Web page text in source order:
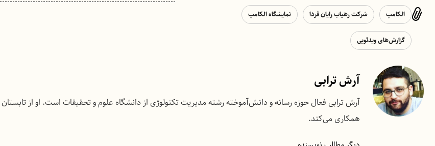
الکامپ شرکت رهیاب رایان فردا نمایشگاه الکامپ
گزارش‌های ویدئویی
آرش ترابی
همکاری می‌کند.